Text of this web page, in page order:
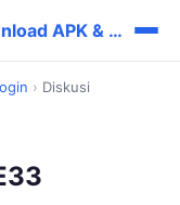
MOLE33 - Situs Resmi | Download APK & Login
› Diskusi